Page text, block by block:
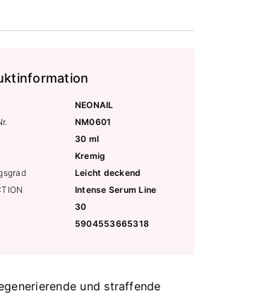
NEONAIL
NM0601
30 ml
Kremig
Leicht deckend
Intense Serum Line
30
5904553665318
und straffende